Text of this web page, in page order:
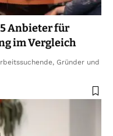
5 Anbieter für
im Vergleich
Gründer und